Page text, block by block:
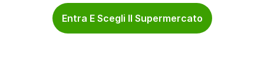
Entra E Scegli Il Supermercato